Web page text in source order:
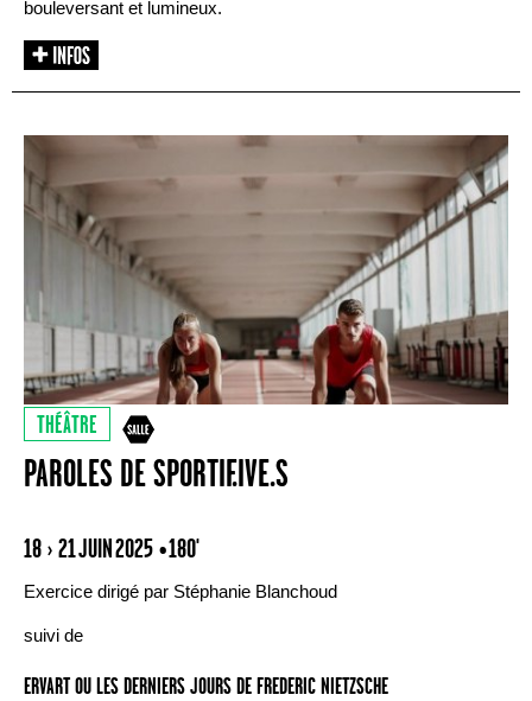
bouleversant et lumineux.
THÉÂTRE
PAROLES DE SPORTIF.IVE.S
18 › 21 JUIN 2025 • 180'
Exercice dirigé par Stéphanie Blanchoud
suivi de
ERVART OU LES DERNIERS JOURS DE FREDERIC NIETZSCHE